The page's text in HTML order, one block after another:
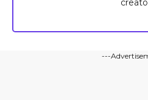
---